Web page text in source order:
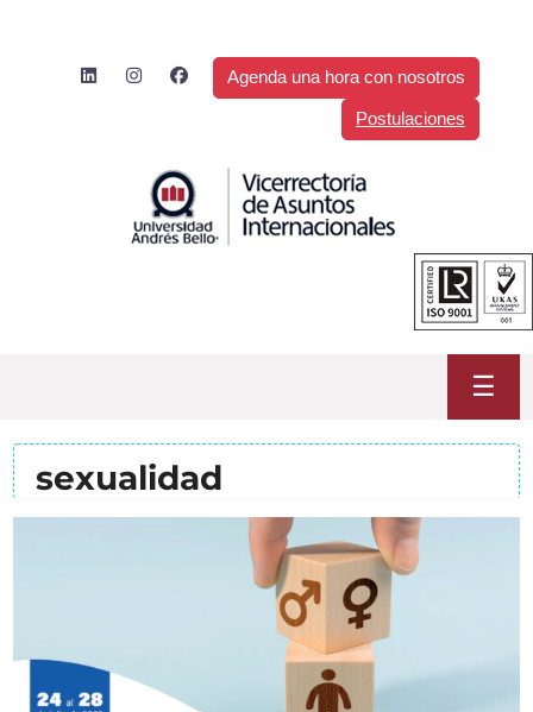
Agenda una hora con nosotros
Postulaciones
☰
sexualidad